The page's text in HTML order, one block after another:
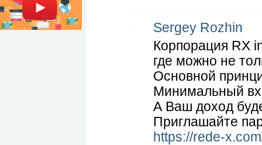
Sergey Rozhin
Корпорация RX
где можно не
Основной
Минимальный
А Ваш доход
Приглашайте
https://rede-